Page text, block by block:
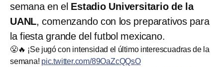
semana en el Estadio Universitario de la
UANL, comenzando con los preparativos para
la fiesta grande del futbol mexicano.
😤🔥 ¡Se jugó con intensidad el último interescuadras de la
semana! pic.twitter.com/89OaZcQQsO